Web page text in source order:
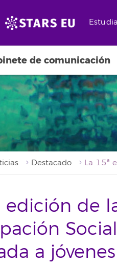
de comunicación
Destacado
edición de
a jóvenes